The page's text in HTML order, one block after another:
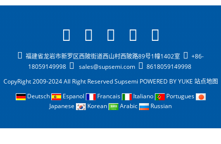
福建省龙岩市新罗区西陂街道西山村西陂路89号1幢1402室
+86-
18059149998
sales@supsemi.com
8618059149998
CopyRight 2009-2024 All Right Reserved Supsemi POWERED BY YUKE 站点地图
Deutsch
Espanol Francais Italiano
Portugues
Japanese
Korean Arabic Russian